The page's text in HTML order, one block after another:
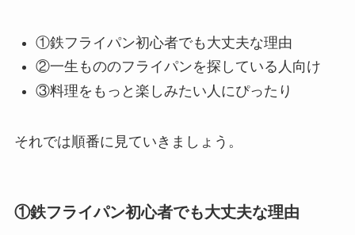
①鉄フライパン初心者でも大丈夫な理由
②一生もののフライパンを探している人向け
③料理をもっと楽しみたい人にぴったり
それでは順番に見ていきましょう。
①鉄フライパン初心者でも大丈夫な理由